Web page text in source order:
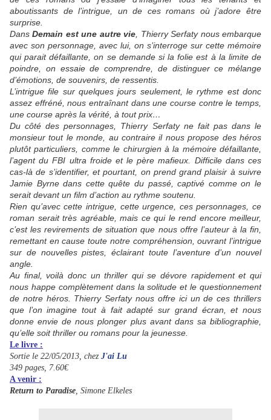
aboutissants de l’intrigue, un de ces romans où j’adore être
surprise.
DansDemain est une autre vie , Thierry Serfaty nous embarque
avec son personnage, avec lui, on s’interroge sur cette mémoire
qui parait défaillante, on se demande si la folie est à la limite de
poindre, on essaie de comprendre, de distinguer ce mélange
d’émotions, de souvenirs, de ressentis.
L’intrigue file sur quelques jours seulement, le rythme est donc
assez effréné, nous entraînant dans une course contre le temps,
une course après la vérité, à tout prix…
Du côté des personnages, Thierry Serfaty ne fait pas dans le
monsieur tout le monde, au contraire il nous propose des héros
plutôt particuliers, comme le chirurgien à la mémoire défaillante,
l’agent du FBI ultra froide et le père mafieux. Difficile dans ces
cas-là de s’identifier, et pourtant, on prend grand plaisir à suivre
Jamie Byrne dans cette quête du passé, captivé comme on le
serait devant un film d’action au rythme soutenu.
Rien qu’avec cette intrigue, cette urgence, ces personnages, ce
roman serait très agréable, mais ce qui le rend encore meilleur,
c’est les revirements de situation que nous offre l’auteur à la fin,
remettant en cause toute notre compréhension, ouvrant l’intrigue
sur de nouvelles pistes, éclairant toute l’aventure d’un nouvel
angle.
Au final, voilà donc un thriller qui se dévore rapidement et qui
nous happe complètement dans la solitude et le questionnement
de notre héros. Thierry Serfaty nous offre ici un de ces thrillers
que l’on imagine tout à fait adapté sur grand écran, et nous
donne envie de nous plonger plus avant dans sa bibliographie,
qu’elle soit thriller ou romans pour la jeunesse.
Le livre :
Sortie le 22/05/2013, chez J'ai Lu
349 pages, 7.60€
A venir :
Return to Paradise, Simone Elkeles